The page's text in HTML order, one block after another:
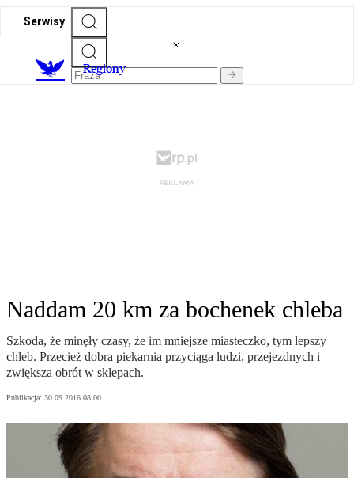
Serwisy
Regiony
Naddam 20 km za bochenek chleba
Szkoda, że minęły czasy, że im mniejsze miasteczko, tym lepszy
chleb. Przecież dobra piekarnia przyciąga ludzi, przejezdnych i
zwiększa obrót w sklepach.
Publikacja: 30.09.2016 08:00